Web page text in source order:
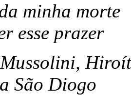
minha morte
esse prazer
São Diogo